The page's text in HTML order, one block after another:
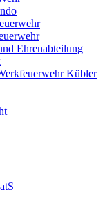
Ehrenabteilung
Kübler